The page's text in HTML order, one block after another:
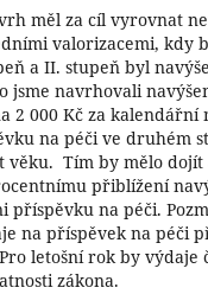
měl za cíl vyrovnat
valorizacemi, kdy
a II. stupeň byl
jsme navrhovali
2 000 Kč za kalendářní
na péči ve druhém
věku. Tím by mělo dojít
přiblížení
příspěvku na péči.
na příspěvek na péči
letošní rok by výdaje
zákona.